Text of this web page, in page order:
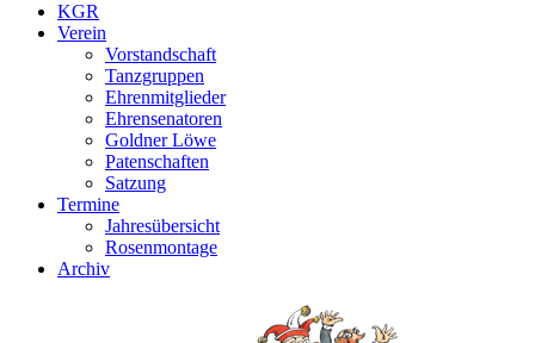
KGR
Verein
Vorstandschaft
Tanzgruppen
Ehrenmitglieder
Ehrensenatoren
Goldner Löwe
Patenschaften
Satzung
Termine
Jahresübersicht
Rosenmontage
Archiv